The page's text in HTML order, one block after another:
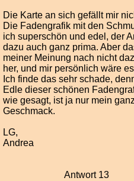
Die Karte an sich gefällt mir
Die Fadengrafik mit den
ich superschön und edel, der
dazu auch ganz prima. Aber
meiner Meinung nach nicht
her, und mir persönlich wäre
Ich finde das sehr schade,
Edle dieser schönen
wie gesagt, ist ja nur mein
Geschmack.
LG,
Andrea
Antwort 13